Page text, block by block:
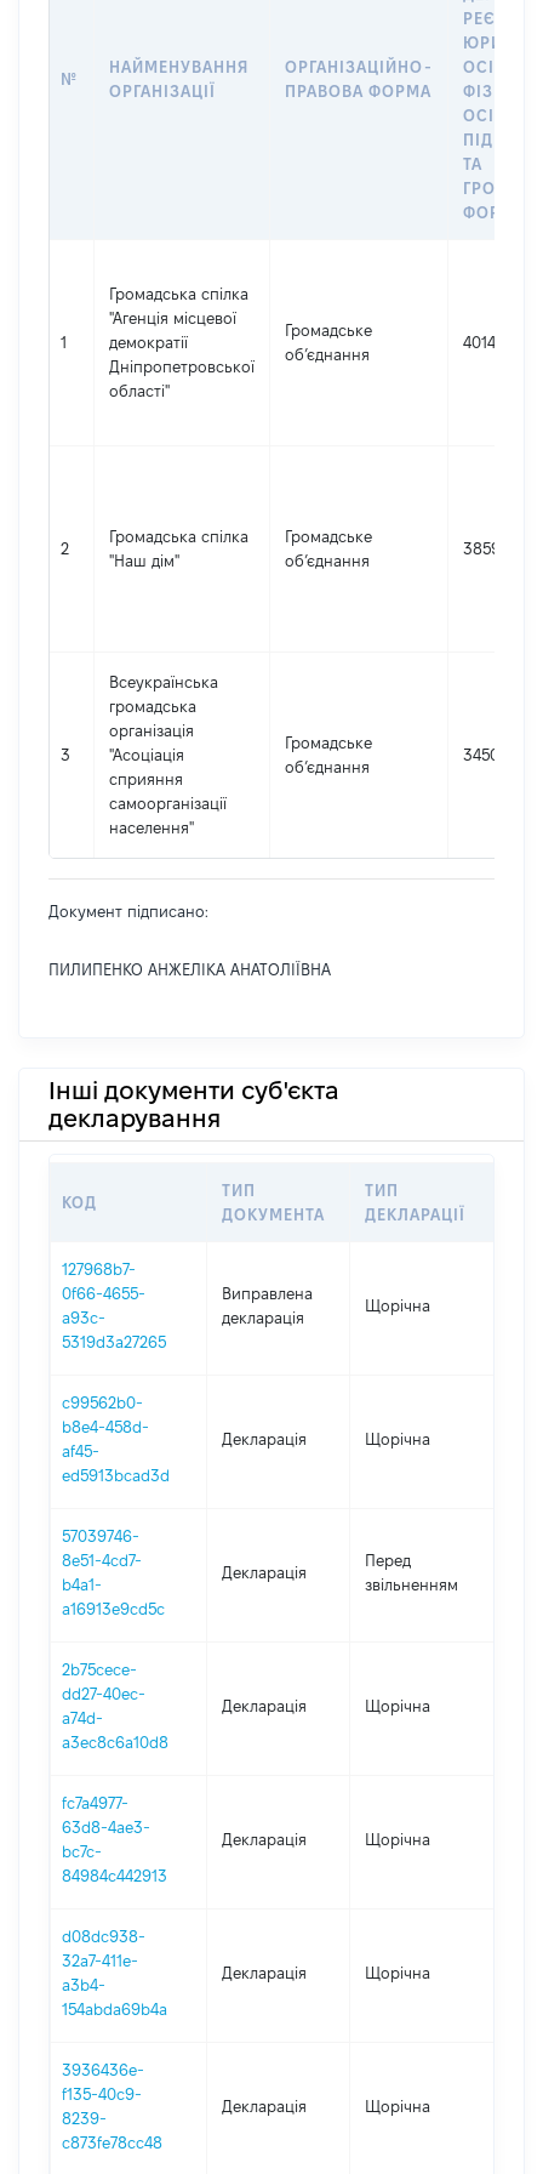
№
НАЙМЕНУВАННЯ
ОРГАНІЗАЦІЇ
ОРГАНІЗАЦІЙНО-
ПРАВОВА ФОРМА
РЕЄСТРІ
ОСІБ,
ОСІБ –
ТА
1
Громадська спілка
"Агенція місцевої
демократії
Дніпропетровської
області"
Громадське
об’єднання
40144417
2
Громадська спілка
"Наш дім"
Громадське
об’єднання
38599438
3
Всеукраїнська
громадська
організація
"Асоціація
сприяння
самоорганізації
населення"
Громадське
об’єднання
34506250
Документ підписано:
ПИЛИПЕНКО АНЖЕЛІКА АНАТОЛІЇВНА
Інші документи суб'єкта
декларування
КОД
ТИП
ДОКУМЕНТА
ТИП
ДЕКЛАРАЦІЇ
127968b7-
0f66-4655-
a93c-
5319d3a27265
Виправлена
декларація
Щорічна
c99562b0-
b8e4-458d-
af45-
ed5913bcad3d
Декларація Щорічна
57039746-
8e51-4cd7-
b4a1-
a16913e9cd5c
Декларація
Перед
звільненням
2b75cece-
dd27-40ec-
a74d-
a3ec8c6a10d8
Декларація Щорічна
fc7a4977-
63d8-4ae3-
bc7c-
84984c442913
Декларація Щорічна
d08dc938-
32a7-411e-
a3b4-
154abda69b4a
Декларація Щорічна
3936436e-
f135-40c9-
8239-
c873fe78cc48
Декларація Щорічна